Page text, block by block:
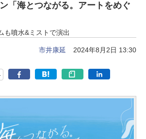
「海とつながる。アートをめぐ
も噴水&ミストで演出
市井康延 2024年8月2日 13:30